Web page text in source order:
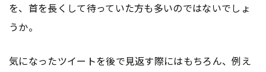
を、首を長くして待っていた方も多いのではないでしょ
うか。
気になったツイートを後で見返す際にはもちろん、例え